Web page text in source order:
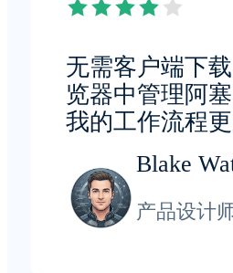
无需客户端下
览器中管理阿
我的工作流程更
Blake
产品设计